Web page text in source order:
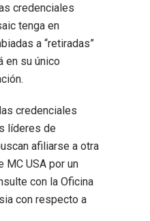
credenciales
tenga en
a “retiradas”
en su único
las credenciales
líderes de
afiliarse a otra
MC USA por un
con la Oficina
con respecto a